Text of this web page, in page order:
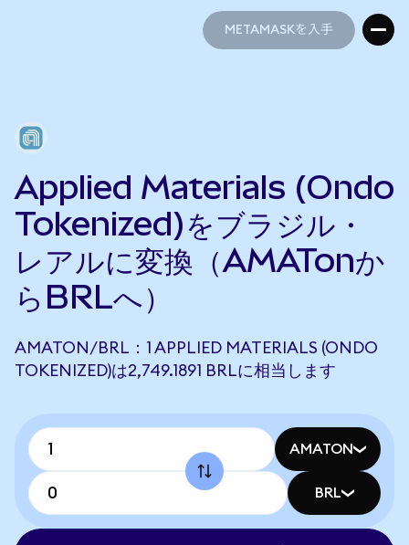
METAMASKを入手
Applied Materials (Ondo
Tokenized)をブラジル・
レアルに変換（AMATonか
らBRLへ）
AMATON/BRL：1 APPLIED MATERIALS (ONDO
TOKENIZED)は2,749.1891 BRLに相当します
AMATON
BRL